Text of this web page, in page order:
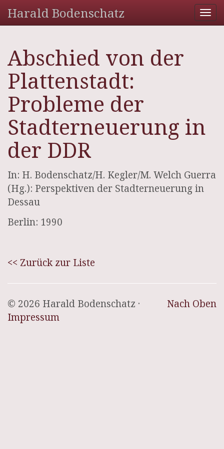
Harald Bodenschatz
Abschied von der
Plattenstadt:
Probleme der
Stadterneuerung in
der DDR
In: H. Bodenschatz/H. Kegler/M. Welch Guerra
(Hg.): Perspektiven der Stadterneuerung in
Dessau
Berlin: 1990
<< Zurück zur Liste
Nach Oben
© 2026 Harald Bodenschatz ·
Impressum